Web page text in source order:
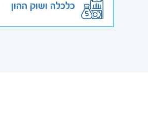
כלכלה ושוק ההון